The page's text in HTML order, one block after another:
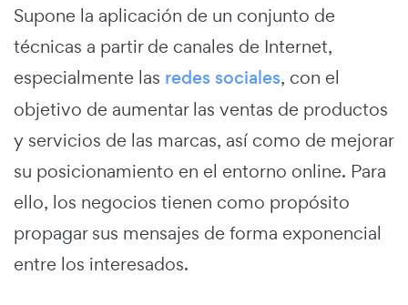
Supone la aplicación de un conjunto de
técnicas a partir de canales de Internet,
especialmente las redes sociales, con el
objetivo de aumentar las ventas de productos
y servicios de las marcas, así como de mejorar
su posicionamiento en el entorno online. Para
ello, los negocios tienen como propósito
propagar sus mensajes de forma exponencial
entre los interesados.